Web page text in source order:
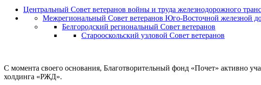
Центральный Совет ветеранов войны и труда железнодорожного
Межрегиональный Совет ветеранов Юго-Восточной железной
Белгородский региональный Совет ветеранов
Старооскольский узловой Совет ветеранов
С момента своего основания, Благотворительный фонд «Почет» активно
холдинга «РЖД».